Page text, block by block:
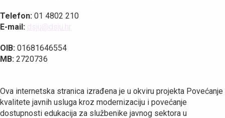
Telefon: 01 4802 210
E-mail:
OIB: 01681646554
MB: 2720736
Ova internetska stranica izrađena je u okviru projekta Povećanje
kvalitete javnih usluga kroz modernizaciju i povećanje
dostupnosti edukacija za službenike javnog sektora u